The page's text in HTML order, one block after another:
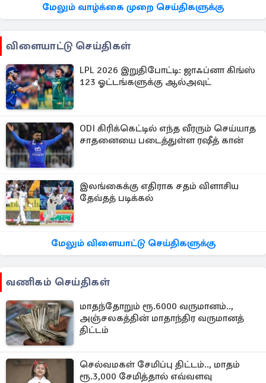
மேலும் வாழ்க்கை முறை செய்திகளுக்கு
விளையாட்டு செய்திகள்
LPL 2026 இறுதிபோட்டி: ஜாஃப்னா கிங்ஸ்
123 ஓட்டங்களுக்கு ஆல்அவுட்
ODI கிரிக்கெட்டில் எந்த வீரரும் செய்யாத
சாதனையை படைத்துள்ள ரஷீத் கான்
இலங்கைக்கு எதிராக சதம் விளாசிய
தேவ்தத் படிக்கல்
மேலும் விளையாட்டு செய்திகளுக்கு
வணிகம் செய்திகள்
மாதந்தோறும் ரூ.6000 வருமானம்..,
அஞ்சலகத்தின் மாதாந்திர வருமானத்
திட்டம்
செல்வமகள் சேமிப்பு திட்டம்.., மாதம்
ரூ.3,000 சேமித்தால் எவ்வளவு